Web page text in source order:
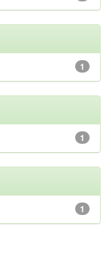
1
1
1